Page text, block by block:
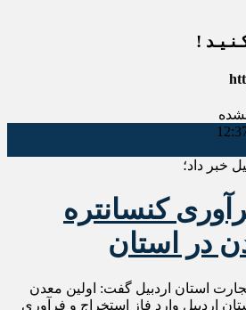
!
خبر داد؛
کنسانتره
در استان
استان اردبیل گفت: اولین معدن
اردبیل وارد فاز استخراج و فرآوری